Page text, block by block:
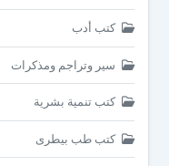
كتب أدب
سير وتراجم ومذكرات
كتب تنمية بشرية
كتب طب بيطرى